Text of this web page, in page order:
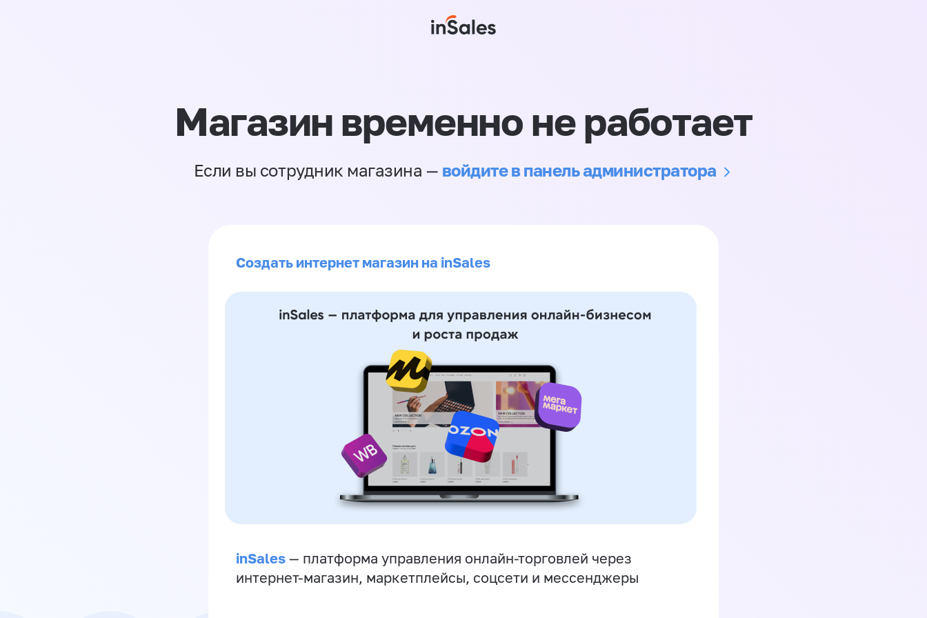
Магазин временно не работает
Если вы сотрудник магазина — войдите в панель администратора
Создать интернет магазин на inSales
inSales — платформа управления онлайн-торговлей через
интернет-магазин, маркетплейсы, соцсети и мессенджеры